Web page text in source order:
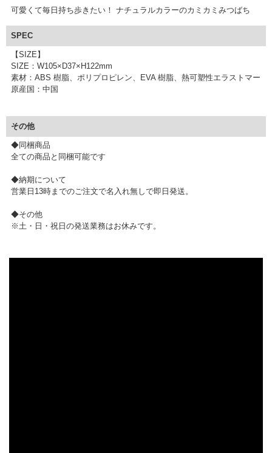
可愛くて毎日持ち歩きたい！ ナチュラルカラーのカミカミみつばち
SPEC
【SIZE】
SIZE：W105×D37×H122mm
素材：ABS 樹脂、ポリプロピレン、EVA 樹脂、熱可塑性エラストマー
原産国：中国
その他
◆同梱商品
全ての商品と同梱可能です
◆納期について
営業日13時までのご注文で名入れ無しで即日発送。
◆その他
※土・日・祝日の発送業務はお休みです。